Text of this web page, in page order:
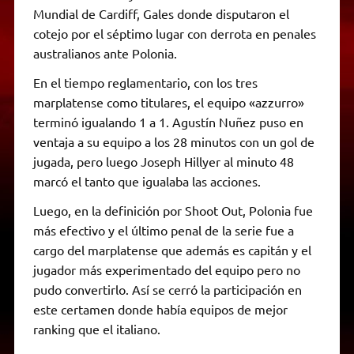
Mundial de Cardiff, Gales donde disputaron el
cotejo por el séptimo lugar con derrota en penales
australianos ante Polonia.
En el tiempo reglamentario, con los tres
marplatense como titulares, el equipo «azzurro»
terminó igualando 1 a 1. Agustín Nuñez puso en
ventaja a su equipo a los 28 minutos con un gol de
jugada, pero luego Joseph Hillyer al minuto 48
marcó el tanto que igualaba las acciones.
Luego, en la definición por Shoot Out, Polonia fue
más efectivo y el último penal de la serie fue a
cargo del marplatense que además es capitán y el
jugador más experimentado del equipo pero no
pudo convertirlo. Así se cerró la participación en
este certamen donde había equipos de mejor
ranking que el italiano.